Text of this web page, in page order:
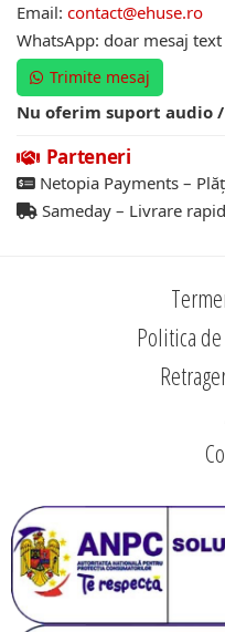
Email: contact@ehuse.ro
WhatsApp: doar mesaj text
Trimite mesaj
Nu oferim suport audio
Parteneri
Netopia Payments –
Sameday – Livrare
Politica